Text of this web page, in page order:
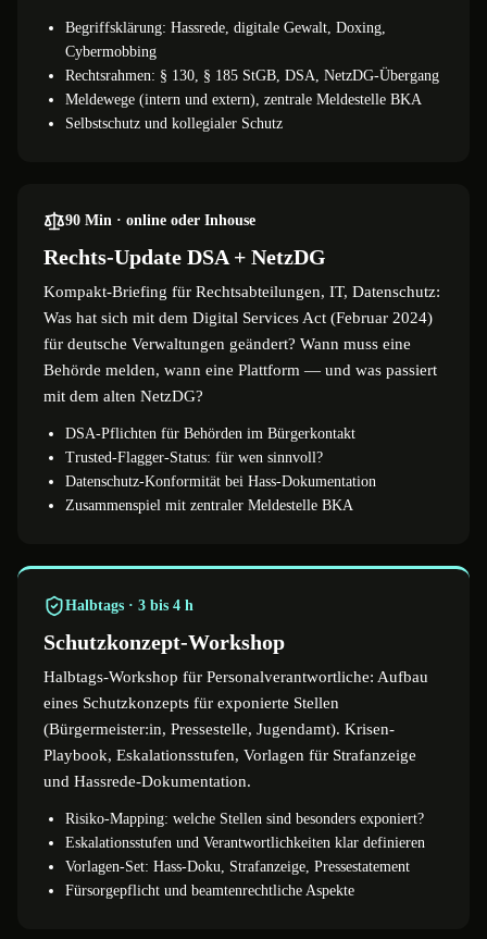
Begriffsklärung: Hassrede, digitale Gewalt, Doxing,
Cybermobbing
Rechtsrahmen: § 130, § 185 StGB, DSA, NetzDG-Übergang
Meldewege (intern und extern), zentrale Meldestelle BKA
Selbstschutz und kollegialer Schutz
90 Min · online oder Inhouse
Rechts-Update DSA + NetzDG
Kompakt-Briefing für Rechtsabteilungen, IT, Datenschutz:
Was hat sich mit dem Digital Services Act (Februar 2024)
für deutsche Verwaltungen geändert? Wann muss eine
Behörde melden, wann eine Plattform — und was passiert
mit dem alten NetzDG?
DSA-Pflichten für Behörden im Bürgerkontakt
Trusted-Flagger-Status: für wen sinnvoll?
Datenschutz-Konformität bei Hass-Dokumentation
Zusammenspiel mit zentraler Meldestelle BKA
Halbtags · 3 bis 4 h
Schutzkonzept-Workshop
Halbtags-Workshop für Personalverantwortliche: Aufbau
eines Schutzkonzepts für exponierte Stellen
(Bürgermeister:in, Pressestelle, Jugendamt). Krisen-
Playbook, Eskalationsstufen, Vorlagen für Strafanzeige
und Hassrede-Dokumentation.
Risiko-Mapping: welche Stellen sind besonders exponiert?
Eskalationsstufen und Verantwortlichkeiten klar definieren
Vorlagen-Set: Hass-Doku, Strafanzeige, Pressestatement
Fürsorgepflicht und beamtenrechtliche Aspekte